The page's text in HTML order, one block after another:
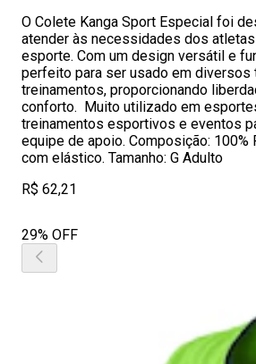
O Colete Kanga Sport Especial foi
atender às necessidades dos
esporte. Com um design versátil e
perfeito para ser usado em diversos
treinamentos, proporcionando
conforto. Muito utilizado em
treinamentos esportivos e eventos
equipe de apoio. Composição: 100%
com elástico. Tamanho: G Adulto
R$ 62,21
29% OFF